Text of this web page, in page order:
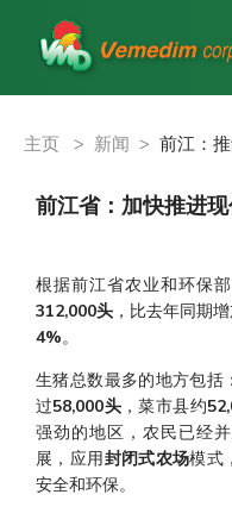
主页 > 新闻 > 前江：
前江省：加快推进
根据前江省农业和环保
312,000头 ，比去年同期
4%。
生猪总数最多的地方包括
过58,000头 ，菜市县约
强劲的地区，农民已经
展，应用封闭式农场模式
安全和环保。